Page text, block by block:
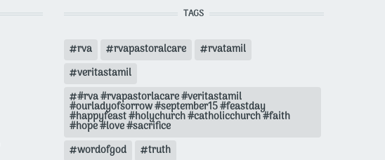
TAGS
rva rvapastoralcare
rvatamil
veritastamil
#rva #rvapastorlacare #veritastamil
#ourladyofsorrow #september15 #feastday
#happyfeast #holychurch #catholicchurch #faith
#hope #love #sacrifice
wordofgod
truth